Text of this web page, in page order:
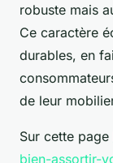
robuste mais
Ce caractère
durables, en
de leur
Sur cette page
bien-assortir-